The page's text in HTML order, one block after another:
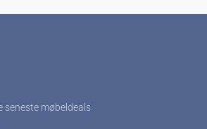
seneste møbeldeals